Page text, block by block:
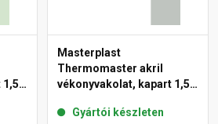
Masterplast
Thermomaster akril
vékonyvakolat, kapart 1,5
Gyártói készleten